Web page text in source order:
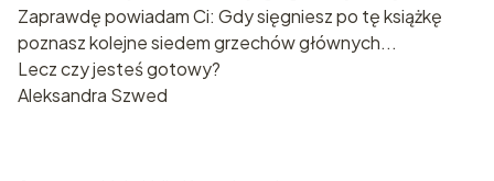
Zaprawdę powiadam Ci: Gdy sięgniesz po tę książkę
poznasz kolejne siedem grzechów głównych...
Lecz czy jesteś gotowy?
Aleksandra Szwed